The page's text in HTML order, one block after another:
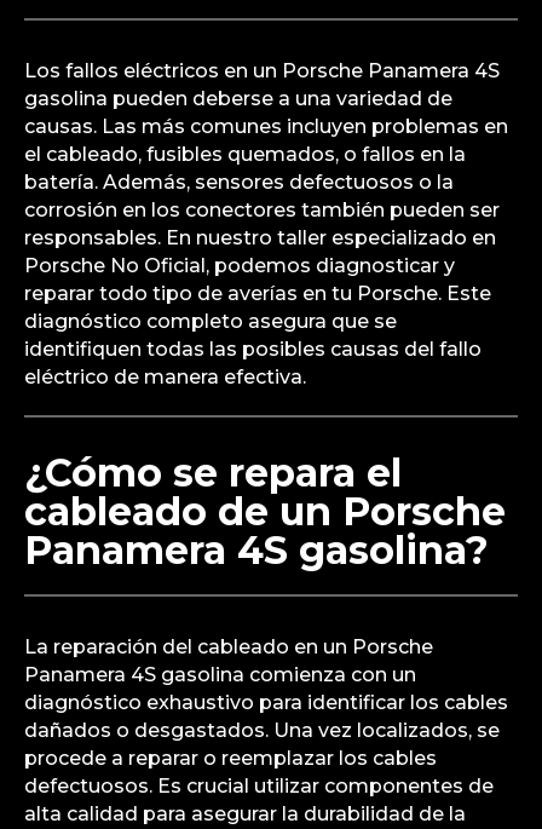
Los fallos eléctricos en un Porsche Panamera 4S
gasolina pueden deberse a una variedad de
causas. Las más comunes incluyen problemas en
el cableado, fusibles quemados, o fallos en la
batería. Además, sensores defectuosos o la
corrosión en los conectores también pueden ser
responsables. En nuestro taller especializado en
Porsche No Oficial, podemos diagnosticar y
reparar todo tipo de averías en tu Porsche. Este
diagnóstico completo asegura que se
identifiquen todas las posibles causas del fallo
eléctrico de manera efectiva.
¿Cómo se repara el
cableado de un Porsche
Panamera 4S gasolina?
La reparación del cableado en un Porsche
Panamera 4S gasolina comienza con un
diagnóstico exhaustivo para identificar los cables
dañados o desgastados. Una vez localizados, se
procede a reparar o reemplazar los cables
defectuosos. Es crucial utilizar componentes de
alta calidad para asegurar la durabilidad de la